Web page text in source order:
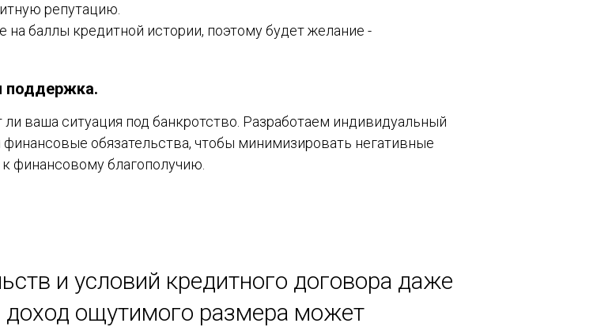
репутацию.
баллы кредитной истории, поэтому будет желание -
поддержка.
ваша ситуация под банкротство. Разработаем индивидуальный
обязательства, чтобы минимизировать негативные
финансовому благополучию.
и условий кредитного договора даже
доход ощутимого размера может